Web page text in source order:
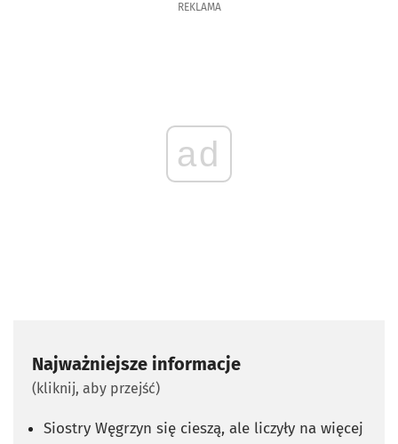
REKLAMA
ad
Najważniejsze informacje
(kliknij, aby przejść)
Siostry Węgrzyn się cieszą, ale liczyły na więcej